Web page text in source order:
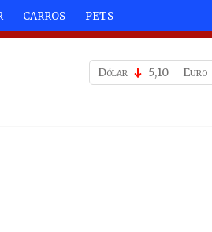
CARROS PETS
Dólar 5,10 Euro